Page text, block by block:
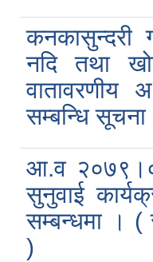
कनकासुन्दरी
नदि तथा
वातावरणीय
सम्बन्धि
आ.व
सुनुवाई
सम्बन्धमा । (
)